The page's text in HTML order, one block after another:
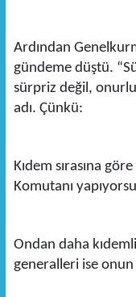
Ardından
gündeme düştü.
sürpriz değil,
adı. Çünkü:
Kıdem sırasına
Komutanı
Ondan daha
generalleri ise